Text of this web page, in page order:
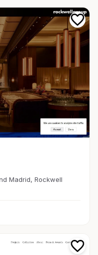
Madrid, Rockwell